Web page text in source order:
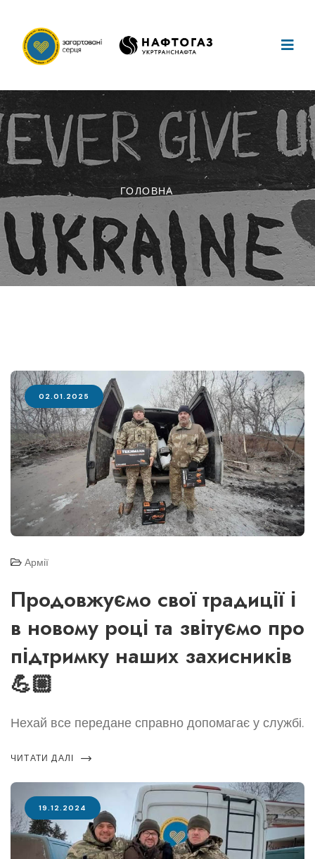
ГОЛОВНА
02.01.2025
Армії
Продовжуємо свої традиції і
в новому році та звітуємо про
підтримку наших захисників
💪🏼
Нехай все передане справно допомагає у службі.
ЧИТАТИ ДАЛІ
19.12.2024